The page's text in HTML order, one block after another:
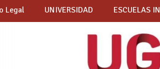
Legal UNIVERSIDAD ESCUELAS